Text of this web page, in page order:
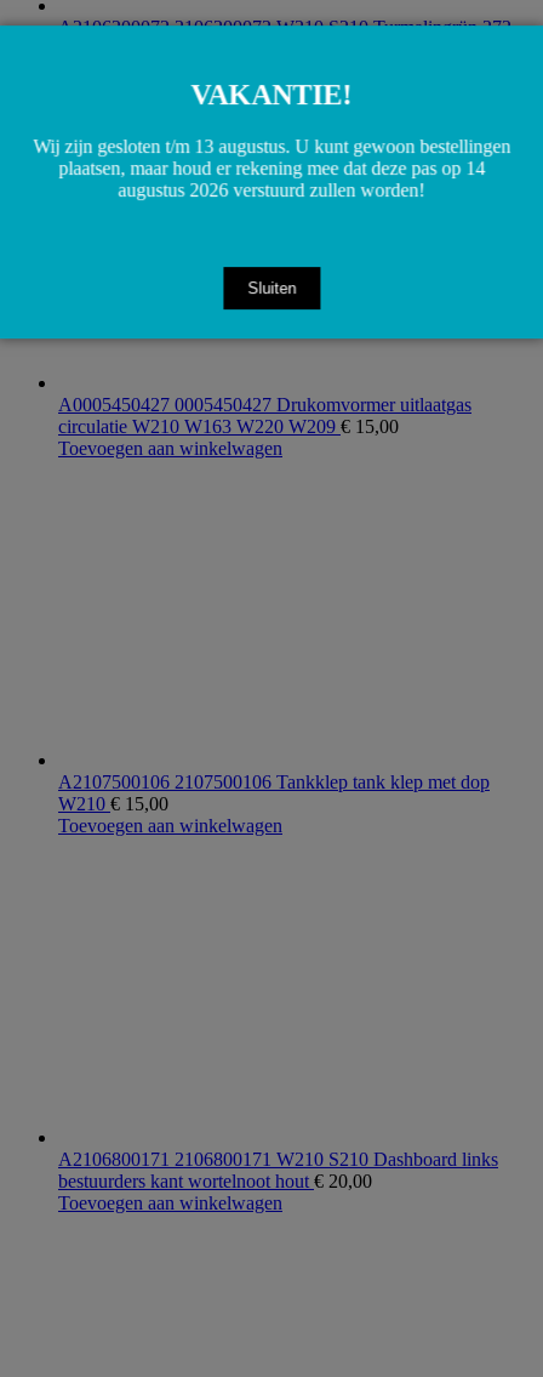
A2106200072 2106200072 W210 S210 Turmalingrün 272
A0005450427 0005450427 Drukomvormer uitlaatgas
circulatie W210 W163 W220 W209 € 15,00
Toevoegen aan winkelwagen
A2107500106 2107500106 Tankklep tank klep met dop
W210 € 15,00
Toevoegen aan winkelwagen
A2106800171 2106800171 W210 S210 Dashboard links
bestuurders kant wortelnoot hout € 20,00
Toevoegen aan winkelwagen
VAKANTIE!
Wij zijn gesloten t/m 13 augustus. U kunt gewoon bestellingen
plaatsen, maar houd er rekening mee dat deze pas op 14
augustus 2026 verstuurd zullen worden!
Sluiten